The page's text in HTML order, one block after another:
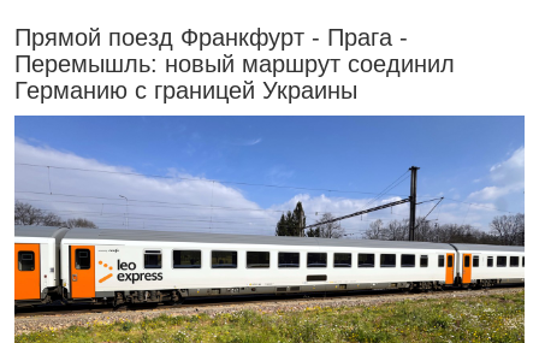
Прямой поезд Франкфурт - Прага -
Перемышль: новый маршрут соединил
Германию с границей Украины